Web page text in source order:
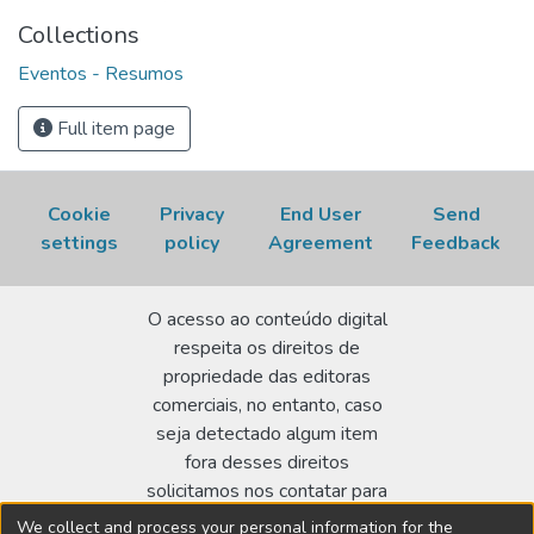
Collections
Eventos - Resumos
Full item page
Cookie
settings
Privacy
policy
End User
Agreement
Send
Feedback
O acesso ao conteúdo digital
respeita os direitos de
propriedade das editoras
comerciais, no entanto, caso
seja detectado algum item
fora desses direitos
solicitamos nos contatar para
realizar a regularização.
We collect and process your personal information for the